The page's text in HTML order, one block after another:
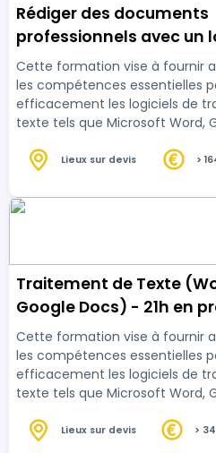
Ouvert du lundi au jeudi de 9h00 à 17h00 et le vendredi de
9h00 à 12h30. • Par téléphone : 01
pedagogie@connect-learning.com Votre
pédagogique : Ouvert du lundi au jeudi de 9h00 à
vendredi de 9h00 à 12h30. • Par
Par mail : pedagogie@connect-
handicap : Thierry DAHAN • Par téléphone : 01 77 38 18 15 • Par
mail : thierry.dahan@connect-
Rédiger des documents
professionnels avec un
traitement de texte (
Docs, Writer) - Niveau
Cette formation vise à fournir
les compétences essentielles
efficacement les logiciels de
texte tels que Microsoft Word,
pour améliorer les
créer des documents
manière efficace et collaborative. 16h
Lieux sur devis >
Traitement de Texte
Google Docs) - 21h en
Cette formation vise à fournir
les compétences essentielles
efficacement les logiciels de
texte tels que Microsoft Word,
pour améliorer les
Lieux sur devis >